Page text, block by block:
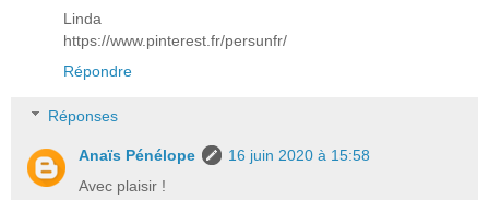
Linda
https://www.pinterest.fr/persunfr/
Répondre
Réponses
Anaïs Pénélope
16 juin 2020 à 15:58
Avec plaisir !